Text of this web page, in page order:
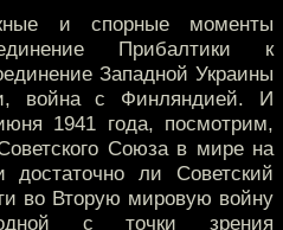
и спорные моменты
Прибалтики к
Западной Украины
война с Финляндией. И
1941 года, посмотрим,
Союза в мире на
достаточно ли Советский
во Вторую мировую войну
с точки зрения